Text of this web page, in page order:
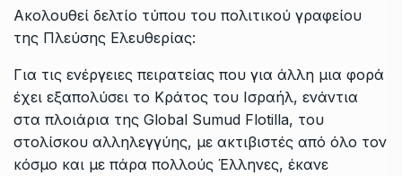
Ακολουθεί δελτίο τύπου του πολιτικού γραφείου
της Πλεύσης Ελευθερίας:
Για τις ενέργειες πειρατείας που για άλλη μια φορά
έχει εξαπολύσει το Κράτος του Ισραήλ, ενάντια
στα πλοιάρια της Global Sumud Flotilla, του
στολίσκου αλληλεγγύης, με ακτιβιστές από όλο τον
κόσμο και με πάρα πολλούς Έλληνες, έκανε